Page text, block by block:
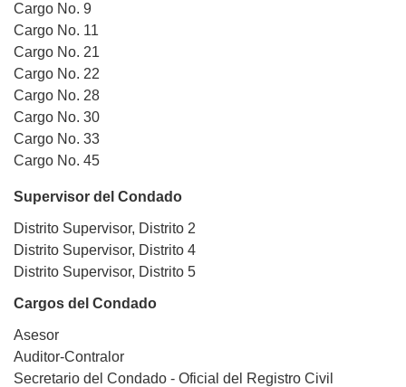
Cargo No. 9
Cargo No. 11
Cargo No. 21
Cargo No. 22
Cargo No. 28
Cargo No. 30
Cargo No. 33
Cargo No. 45
Supervisor del Condado
Distrito Supervisor, Distrito 2
Distrito Supervisor, Distrito 4
Distrito Supervisor, Distrito 5
Cargos del Condado
Asesor
Auditor-Contralor
Secretario del Condado - Oficial del Registro Civil